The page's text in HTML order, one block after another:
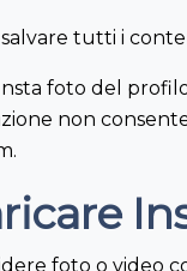
tutti i
foto del
non
foto o video